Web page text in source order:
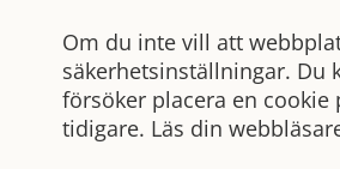
Om du inte vill att
säkerhetsinställningar. Du
försöker placera en cookie
tidigare. Läs din